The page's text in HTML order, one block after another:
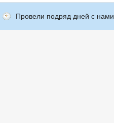
Провели подряд дней с нами